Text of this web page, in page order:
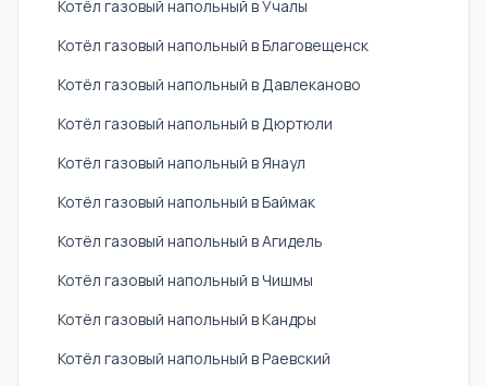
Котёл газовый напольный в Учалы
Котёл газовый напольный в Благовещенск
Котёл газовый напольный в Давлеканово
Котёл газовый напольный в Дюртюли
Котёл газовый напольный в Янаул
Котёл газовый напольный в Баймак
Котёл газовый напольный в Агидель
Котёл газовый напольный в Чишмы
Котёл газовый напольный в Кандры
Котёл газовый напольный в Раевский